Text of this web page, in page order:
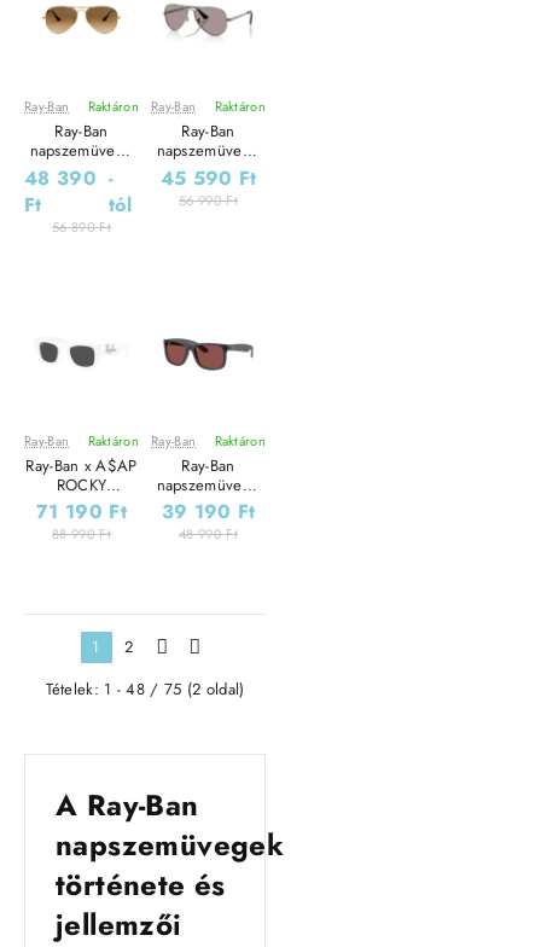
A Ray-Ban
napszemüvegek
története és
jellemzői
Leárazás
Ray-Ban Raktáron
Ray-Ban
napszemüveg -
AVIATOR
LARGE METAL -
GOLD /
CRYSTAL
48 390
Ft
-
tól
56 890 Ft
Leárazás
Ray-Ban Raktáron
Ray-Ban
napszemüveg -
AVIATOR Max -
Blue Silver /
Purple
45 590 Ft
56 990 Ft
Leárazás
Ray-Ban Raktáron
Ray-Ban x A$AP
ROCKY
napszemüveg -
Wayfarer Puffer
- White / Black
71 190 Ft
88 990 Ft
Leárazás
Ray-Ban Raktáron
Ray-Ban
napszemüveg -
Justin - Opal
Grey / Dark
Violet
39 190 Ft
48 990 Ft
1 2 >
>|
Tételek: 1 - 48 / 75 (2 oldal)